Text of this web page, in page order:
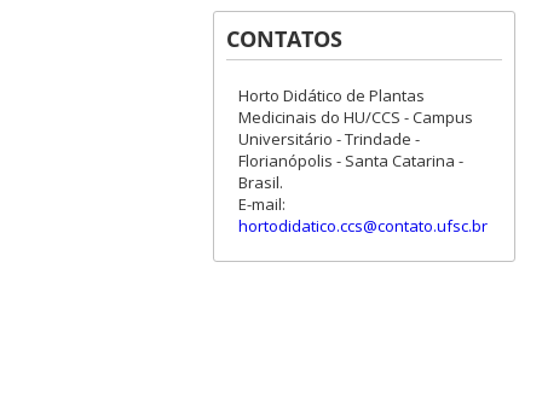
CONTATOS
Horto Didático de Plantas
Medicinais do HU/CCS - Campus
Universitário - Trindade -
Florianópolis - Santa Catarina -
Brasil.
E-mail:
hortodidatico.ccs@contato.ufsc.br